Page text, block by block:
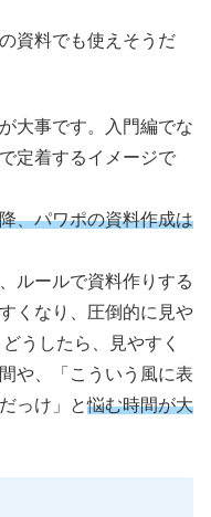
資料でも使えそうだ
大事です。入門編でな
定着するイメージで
、パワポの資料作成は
ルールで資料作りする
くなり、圧倒的に見や
うしたら、見やすく
や、「こういう風に表
っけ」と悩む時間が大